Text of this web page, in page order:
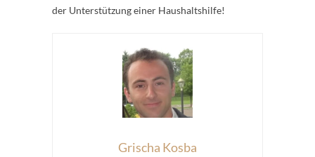
der Unterstützung einer Haushaltshilfe!
Grischa Kosba